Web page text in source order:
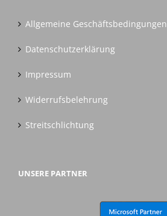
Allgemeine Geschäftsbedingungen
Datenschutzerklärung
Impressum
Widerrufsbelehrung
Streitschlichtung
UNSERE PARTNER